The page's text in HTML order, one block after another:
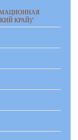
КРАЙ)"